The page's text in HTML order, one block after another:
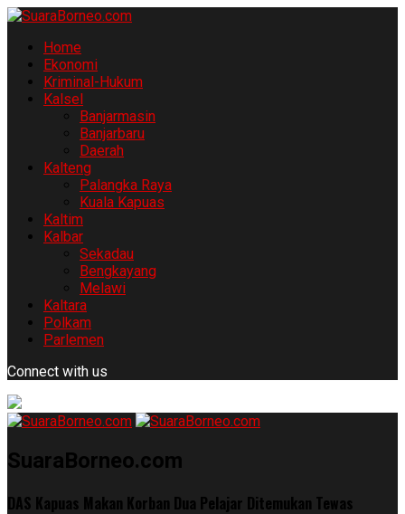
Home
Ekonomi
Kriminal-Hukum
Kalsel
Banjarmasin
Banjarbaru
Daerah
Kalteng
Palangka Raya
Kuala Kapuas
Kaltim
Kalbar
Sekadau
Bengkayang
Melawi
Kaltara
Polkam
Parlemen
Connect with us
SuaraBorneo.com
DAS Kapuas Makan Korban Dua Pelajar Ditemukan Tewas